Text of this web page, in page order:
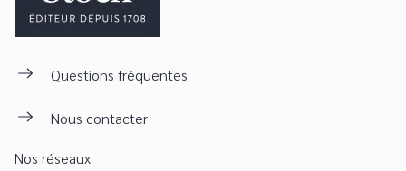
Questions fréquentes
Nous contacter
Nos réseaux